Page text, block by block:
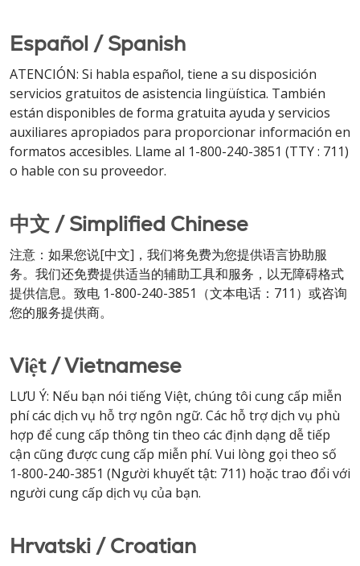
Español / Spanish
ATENCIÓN: Si habla español, tiene a su disposición
servicios gratuitos de asistencia lingüística. También
están disponibles de forma gratuita ayuda y servicios
auxiliares apropiados para proporcionar información en
formatos accesibles. Llame al 1-800-240-3851 (TTY : 711)
o hable con su proveedor.
中文 / Simplified Chinese
注意：如果您说[中文]，我们将免费为您提供语言协助服
务。我们还免费提供适当的辅助工具和服务，以无障碍格式
提供信息。致电 1-800-240-3851（文本电话：711）或咨询
您的服务提供商。
Việt / Vietnamese
LƯU Ý: Nếu bạn nói tiếng Việt, chúng tôi cung cấp miễn
phí các dịch vụ hỗ trợ ngôn ngữ. Các hỗ trợ dịch vụ phù
hợp để cung cấp thông tin theo các định dạng dễ tiếp
cận cũng được cung cấp miễn phí. Vui lòng gọi theo số
1-800-240-3851 (Người khuyết tật: 711) hoặc trao đổi với
người cung cấp dịch vụ của bạn.
Hrvatski / Croatian